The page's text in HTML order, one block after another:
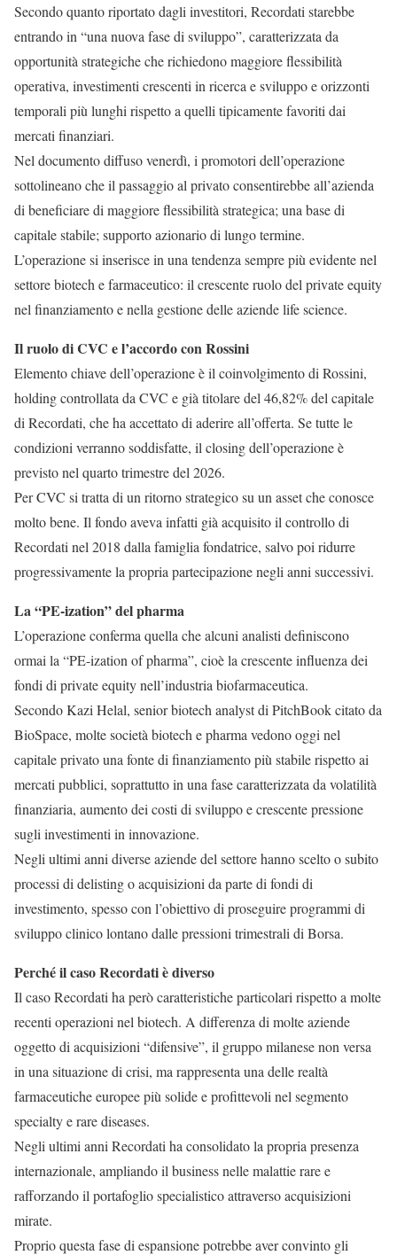
Secondo quanto riportato dagli investitori, Recordati starebbe
entrando in “una nuova fase di sviluppo”, caratterizzata da
opportunità strategiche che richiedono maggiore flessibilità
operativa, investimenti crescenti in ricerca e sviluppo e orizzonti
temporali più lunghi rispetto a quelli tipicamente favoriti dai
mercati finanziari.
Nel documento diffuso venerdì, i promotori dell’operazione
sottolineano che il passaggio al privato consentirebbe all’azienda
di beneficiare di maggiore flessibilità strategica; una base di
capitale stabile; supporto azionario di lungo termine.
L’operazione si inserisce in una tendenza sempre più evidente nel
settore biotech e farmaceutico: il crescente ruolo del private equity
nel finanziamento e nella gestione delle aziende life science.
Il ruolo di CVC e l’accordo con Rossini
Elemento chiave dell’operazione è il coinvolgimento di Rossini,
holding controllata da CVC e già titolare del 46,82% del capitale
di Recordati, che ha accettato di aderire all’offerta. Se tutte le
condizioni verranno soddisfatte, il closing dell’operazione è
previsto nel quarto trimestre del 2026.
Per CVC si tratta di un ritorno strategico su un asset che conosce
molto bene. Il fondo aveva infatti già acquisito il controllo di
Recordati nel 2018 dalla famiglia fondatrice, salvo poi ridurre
progressivamente la propria partecipazione negli anni successivi.
La “PE-ization” del pharma
L’operazione conferma quella che alcuni analisti definiscono
ormai la “PE-ization of pharma”, cioè la crescente influenza dei
fondi di private equity nell’industria biofarmaceutica.
Secondo Kazi Helal, senior biotech analyst di PitchBook citato da
BioSpace, molte società biotech e pharma vedono oggi nel
capitale privato una fonte di finanziamento più stabile rispetto ai
mercati pubblici, soprattutto in una fase caratterizzata da volatilità
finanziaria, aumento dei costi di sviluppo e crescente pressione
sugli investimenti in innovazione.
Negli ultimi anni diverse aziende del settore hanno scelto o subito
processi di delisting o acquisizioni da parte di fondi di
investimento, spesso con l’obiettivo di proseguire programmi di
sviluppo clinico lontano dalle pressioni trimestrali di Borsa.
Perché il caso Recordati è diverso
Il caso Recordati ha però caratteristiche particolari rispetto a molte
recenti operazioni nel biotech. A differenza di molte aziende
oggetto di acquisizioni “difensive”, il gruppo milanese non versa
in una situazione di crisi, ma rappresenta una delle realtà
farmaceutiche europee più solide e profittevoli nel segmento
specialty e rare diseases.
Negli ultimi anni Recordati ha consolidato la propria presenza
internazionale, ampliando il business nelle malattie rare e
rafforzando il portafoglio specialistico attraverso acquisizioni
mirate.
Proprio questa fase di espansione potrebbe aver convinto gli